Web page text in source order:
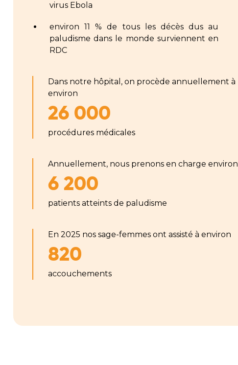
virus Ebola
environ 11 % de tous les décès dus au
paludisme dans le monde surviennent en
RDC
Dans notre hôpital, on procède annuellement à
environ
26 000
procédures médicales
Annuellement, nous prenons en charge environ
6 200
patients atteints de paludisme
En 2025 nos sage-femmes ont assisté à environ
820
accouchements